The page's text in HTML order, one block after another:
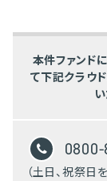
本件ファンド
て下記クラウ
（土日、祝祭日